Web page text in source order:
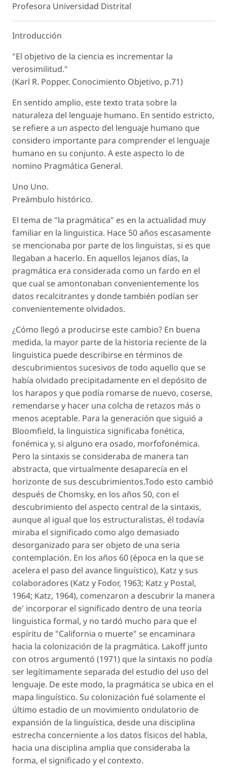
Profesora Universidad Distrital
Introducción
"El objetivo de la ciencia es incrementar la
verosimilitud."
(Karl R. Popper. Conocimiento Objetivo, p.71)
En sentido amplio, este texto trata sobre la
naturaleza del lenguaje humano. En sentido estricto,
se refiere a un aspecto del lenguaje humano que
considero importante para comprender el lenguaje
humano en su conjunto. A este aspecto lo de
nomino Pragmática General.
Uno Uno.
Preámbulo histórico.
El tema de "la pragmática" es en la actualidad muy
familiar en la linguistica. Hace 50 años escasamente
se mencionaba por parte de los linguistas, si es que
llegaban a hacerlo. En aquellos lejanos días, la
pragmática era considerada como un fardo en el
que cual se amontonaban convenientemente los
datos recalcitrantes y donde también podían ser
convenientemente olvidados.
¿Cómo llegó a producirse este cambio? En buena
medida, la mayor parte de la historia reciente de la
linguistica puede describirse en términos de
descubrimientos sucesivos de todo aquello que se
había olvidado precipitadamente en el depósito de
los harapos y que podía romarse de nuevo, coserse,
remendarse y hacer una colcha de retazos más o
menos aceptable. Para la generación que siguió a
Bloomfield, la linguistica significaba fonética,
fonémica y, si alguno era osado, morfofonémica.
Pero la sintaxis se consideraba de manera tan
abstracta, que virtualmente desaparecía en el
horizonte de sus descubrimientos.Todo esto cambió
después de Chomsky, en los años 50, con el
descubrimiento del aspecto central de la sintaxis,
aunque al igual que los estructuralistas, él todavía
miraba el significado como algo demasiado
desorganizado para ser objeto de una seria
contemplación. En los años 60 (época en la que se
acelera el paso del avance linguístico), Katz y sus
colaboradores (Katz y Fodor, 1963; Katz y Postal,
1964; Katz, 1964), comenzaron a descubrir la manera
de' incorporar el significado dentro de una teoría
linguistica formal, y no tardó mucho para que el
espíritu de "California o muerte" se encaminara
hacia la colonización de la pragmática. Lakoff junto
con otros argumentó (1971) que la sintaxis no podía
ser legítimamente separada del estudio del uso del
lenguaje. De este modo, la pragmática se ubica en el
mapa linguístico. Su colonización fué solamente el
último estadio de un movimiento ondulatorio de
expansión de la linguística, desde una disciplina
estrecha concerniente a los datos físicos del habla,
hacia una disciplina amplia que consideraba la
forma, el significado y el contexto.